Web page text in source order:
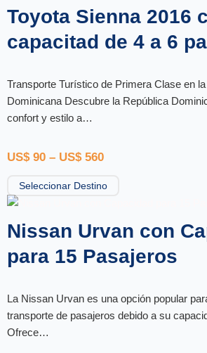
Toyota Sienna 2016
capacitad de 4 a 6
Transporte Turístico de Primera Clase en
Dominicana Descubre la República
confort y estilo a…
US$ 90 – US$ 560
Seleccionar Destino
Nissan Urvan con
para 15 Pasajeros
La Nissan Urvan es una opción popular
transporte de pasajeros debido a su
Ofrece…